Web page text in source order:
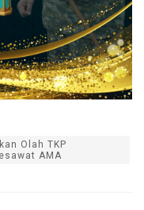
Olah TKP
AMA